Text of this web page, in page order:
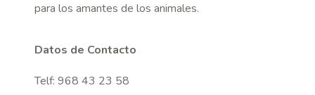
para los amantes de los animales.
Datos de Contacto
Telf:968 43 23 58